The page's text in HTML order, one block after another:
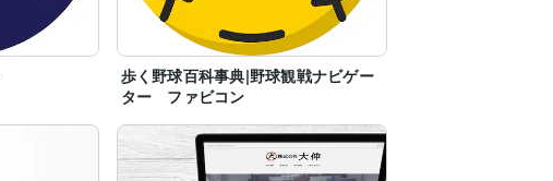
歩く野球百科事典|野球観戦ナビゲー
ター ファビコン